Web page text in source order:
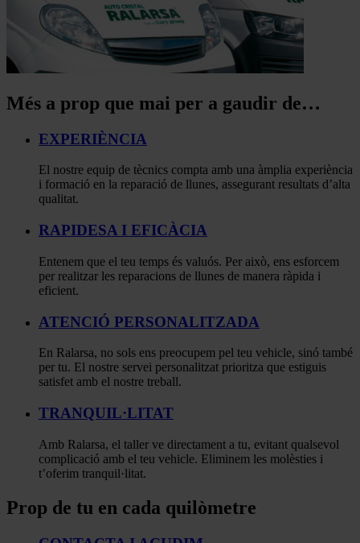
Més a prop que mai per a gaudir de…
EXPERIÈNCIA
El nostre equip de tècnics compta amb una àmplia experiència
i formació en la reparació de llunes, assegurant resultats d’alta
qualitat.
RAPIDESA I EFICÀCIA
Entenem que el teu temps és valuós. Per això, ens esforcem
per realitzar les reparacions de llunes de manera ràpida i
eficient.
ATENCIÓ PERSONALITZADA
En Ralarsa, no sols ens preocupem pel teu vehicle, sinó també
per tu. El nostre servei personalitzat prioritza que estiguis
satisfet amb el nostre treball.
TRANQUIL·LITAT
Amb Ralarsa, el taller ve directament a tu, evitant qualsevol
complicació amb el teu vehicle. Eliminem les molèsties i
t’oferim tranquil·litat.
Prop de tu en cada quilòmetre